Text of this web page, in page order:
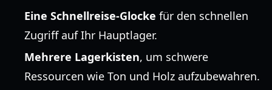
Eine Schnellreise-Glocke für den schnellen
Zugriff auf Ihr Hauptlager.
Mehrere Lagerkisten, um schwere
Ressourcen wie Ton und Holz aufzubewahren.